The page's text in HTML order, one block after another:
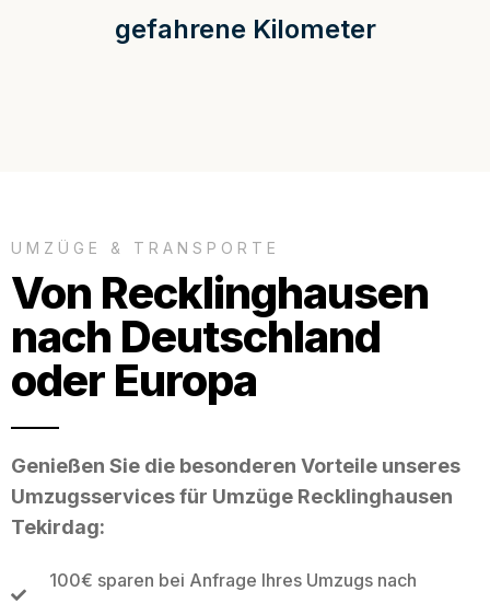
gefahrene Kilometer
UMZÜGE & TRANSPORTE
Von Recklinghausen
nach Deutschland
oder Europa
Genießen Sie die besonderen Vorteile unseres
Umzugsservices für Umzüge Recklinghausen
Tekirdag:
100€ sparen bei Anfrage Ihres Umzugs nach